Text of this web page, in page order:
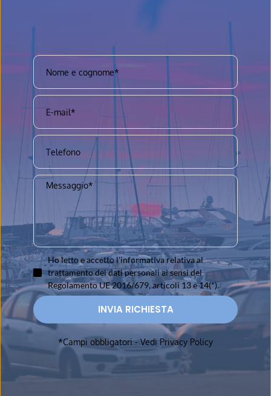
Ho letto e accetto l'informativa relativa al
trattamento dei dati personali ai sensi del
Regolamento UE 2016/679, articoli 13 e 14(*).
INVIA RICHIESTA
*Campi obbligatori - Vedi Privacy Policy